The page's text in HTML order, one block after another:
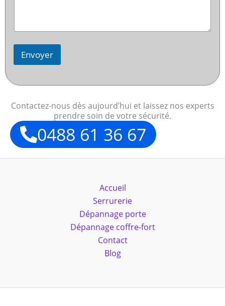
Envoyer
Contactez-nous dès aujourd’hui et laissez nos experts
prendre soin de votre sécurité.
0488 61 36 67
Accueil
Serrurerie
Dépannage porte
Dépannage coffre-fort
Contact
Blog